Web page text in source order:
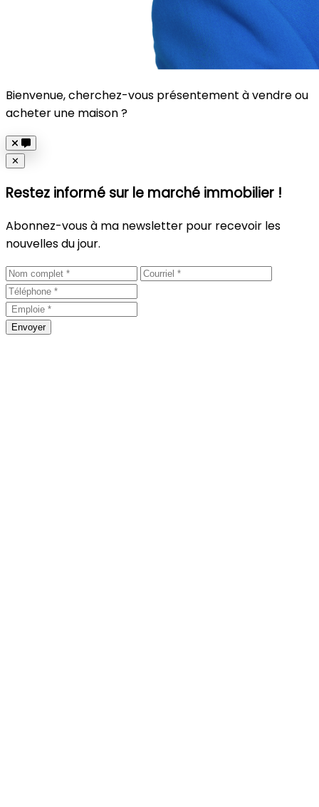
Bienvenue, cherchez-vous présentement à vendre ou
acheter une maison ?
Close
✕
Restez informé sur le marché immobilier !
Abonnez-vous à ma newsletter pour recevoir les
nouvelles du jour.
Envoyer